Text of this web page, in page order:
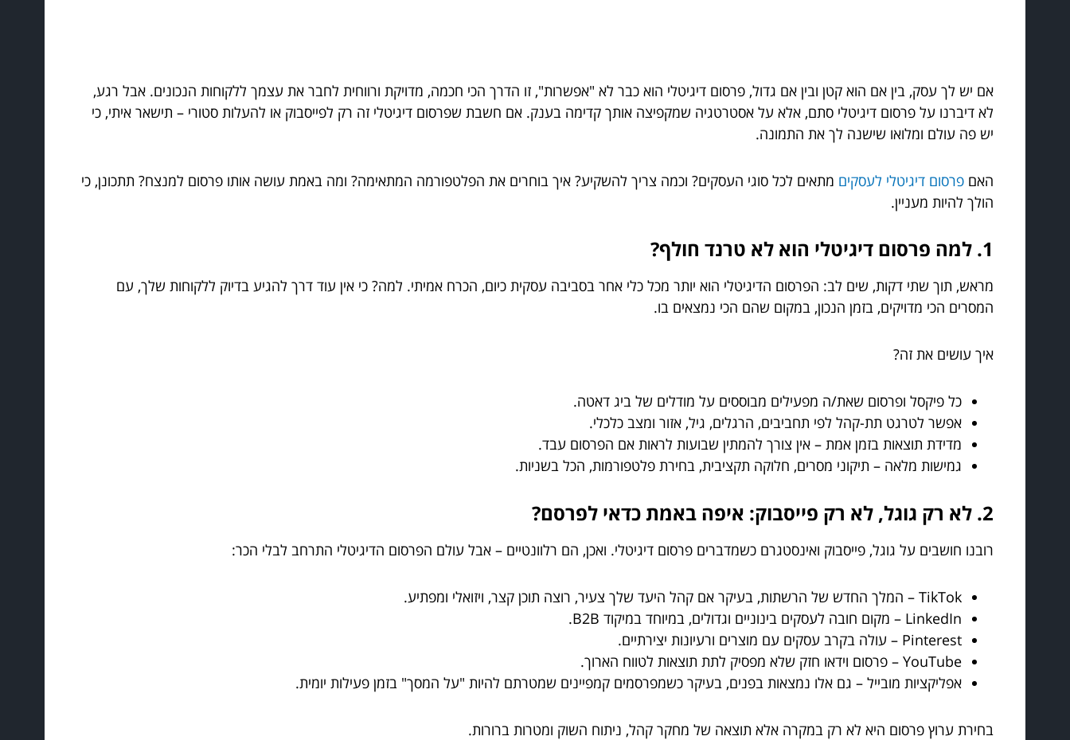
אם יש לך עסק, בין אם הוא קטן ובין אם גדול, פרסום דיגיטלי הוא כבר לא "אפשרות", זו הדרך הכי חכמה, מדויקת ורווחית לחבר את עצמך ללקוחות הנכונים. אבל רגע,
לא דיברנו על פרסום דיגיטלי סתם, אלא על אסטרטגיה שמקפיצה אותך קדימה בענק. אם חשבת שפרסום דיגיטלי זה רק לפייסבוק או להעלות סטורי – תישאר איתי, כי
יש פה עולם ומלואו שישנה לך את התמונה.
האם פרסום דיגיטלי לעסקים מתאים לכל סוגי העסקים? וכמה צריך להשקיע? איך בוחרים את הפלטפורמה המתאימה? ומה באמת עושה אותו פרסום למנצח? תתכונן, כי
הולך להיות מעניין.
1. למה פרסום דיגיטלי הוא לא טרנד חולף?
מראש, תוך שתי דקות, שים לב: הפרסום הדיגיטלי הוא יותר מכל כלי אחר בסביבה עסקית כיום, הכרח אמיתי. למה? כי אין עוד דרך להגיע בדיוק ללקוחות שלך, עם
המסרים הכי מדויקים, בזמן הנכון, במקום שהם הכי נמצאים בו.
איך עושים את זה?
כל פיקסל ופרסום שאת/ה מפעילים מבוססים על מודלים של ביג דאטה.
אפשר לטרגט תת-קהל לפי תחביבים, הרגלים, גיל, אזור ומצב כלכלי.
מדידת תוצאות בזמן אמת – אין צורך להמתין שבועות לראות אם הפרסום עבד.
גמישות מלאה – תיקוני מסרים, חלוקה תקציבית, בחירת פלטפורמות, הכל בשניות.
2. לא רק גוגל, לא רק פייסבוק: איפה באמת כדאי לפרסם?
רובנו חושבים על גוגל, פייסבוק ואינסטגרם כשמדברים פרסום דיגיטלי. ואכן, הם רלוונטיים – אבל עולם הפרסום הדיגיטלי התרחב לבלי הכר:
TikTok – המלך החדש של הרשתות, בעיקר אם קהל היעד שלך צעיר, רוצה תוכן קצר, ויזואלי ומפתיע.
LinkedIn – מקום חובה לעסקים בינוניים וגדולים, במיוחד במיקוד B2B.
Pinterest – עולה בקרב עסקים עם מוצרים ורעיונות יצירתיים.
YouTube – פרסום וידאו חזק שלא מפסיק לתת תוצאות לטווח הארוך.
אפליקציות מובייל – גם אלו נמצאות בפנים, בעיקר כשמפרסמים קמפיינים שמטרתם להיות "על המסך" בזמן פעילות יומית.
בחירת ערוץ פרסום היא לא רק במקרה אלא תוצאה של מחקר קהל, ניתוח השוק ומטרות ברורות.